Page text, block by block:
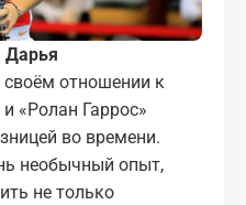
Дарья
своём отношении к
«Ролан Гаррос»
во времени.
необычный опыт,
не только